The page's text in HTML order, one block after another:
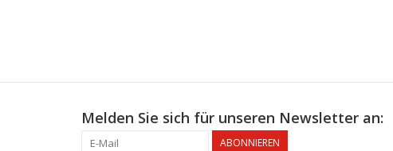
Melden Sie sich für unseren Newsletter an:
ABONNIEREN